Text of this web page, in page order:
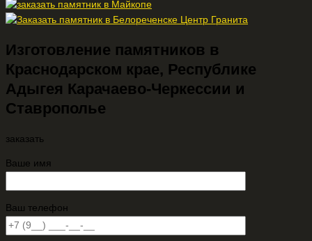
Изготовление памятников в
Краснодарском крае, Республике
Адыгея Карачаево-Черкессии и
Ставрополье
заказать
Ваше имя
Ваш телефон